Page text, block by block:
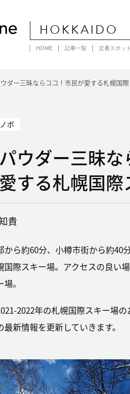
HOKKAIDO
HOME 記事一覧 定番スポット
ダー三昧ならココ！市民が愛する札幌国
ボ
ウダー三昧な
する札幌国際
貴
から約60分、小樽市街から約40
国際スキー場。アクセスの良い
。
2022年の札幌国際スキー場
新情報を更新していきます。